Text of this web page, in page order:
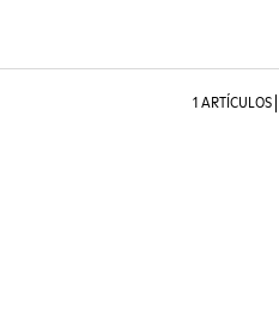
1ARTÍCULOS